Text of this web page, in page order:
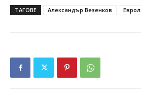
ТАГОВЕ Александър Везенков